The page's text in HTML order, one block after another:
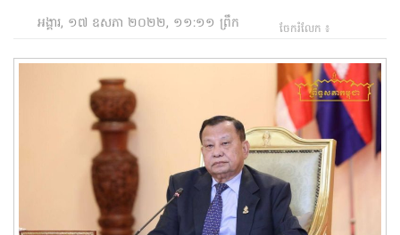
អង្គារ, ១៧ ឧសភា ២០២២, ១១:១១ ព្រឹក ចែករំលែក ៖